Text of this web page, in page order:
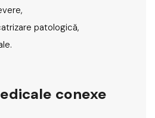
patologică,
conexe